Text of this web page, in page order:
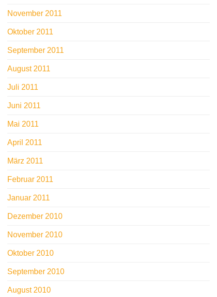
November 2011
Oktober 2011
September 2011
August 2011
Juli 2011
Juni 2011
Mai 2011
April 2011
März 2011
Februar 2011
Januar 2011
Dezember 2010
November 2010
Oktober 2010
September 2010
August 2010